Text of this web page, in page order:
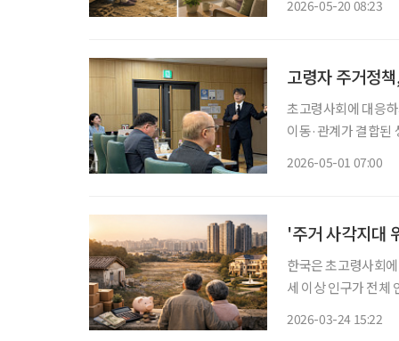
2026-05-20 08:23
고령자 주거정
초고령사회에 대응
이동·관계가 결합된
2026-05-01 07:00
'주거 사각지대
한국은 초고령사회
세 이상 인구가 전체
2026-03-24 15:22